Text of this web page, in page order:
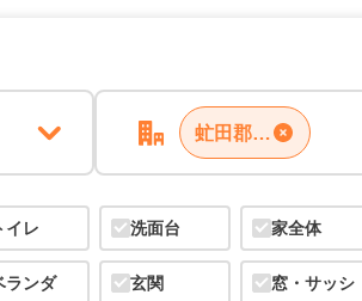
虻田郡留寿都村
イレ 洗面台 家全体
ランダ 玄関 窓・サッシ